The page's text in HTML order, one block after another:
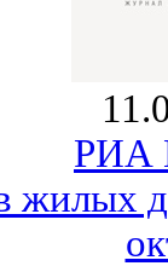
РИА
жилых